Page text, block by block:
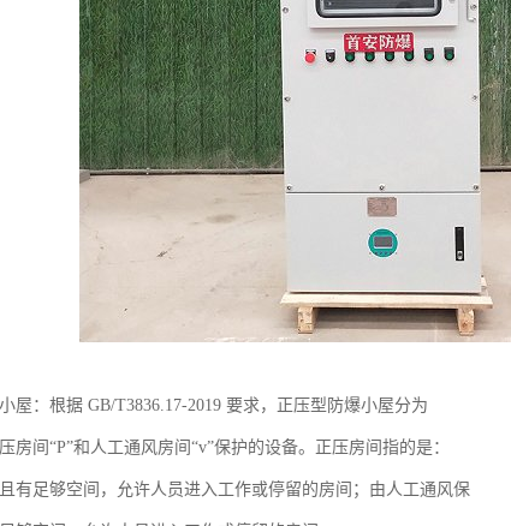
屋：根据 GB/T3836.17-2019 要求，正压型防爆小屋分为
房间“P”和人工通风房间“v”保护的设备。正压房间指的是：
有足够空间，允许人员进入工作或停留的房间；由人工通风保